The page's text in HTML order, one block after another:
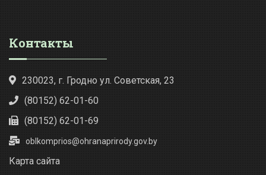
Контакты
230023, г. Гродно ул. Советская, 23
(80152) 62-01-60
(80152) 62-01-69
oblkomprios@ohranaprirody.gov.by
Карта сайта